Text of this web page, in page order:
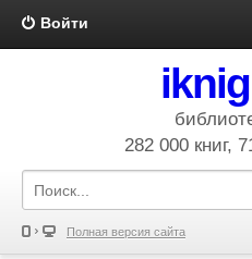
Войти
282 000 книг,
Полная версия сайта